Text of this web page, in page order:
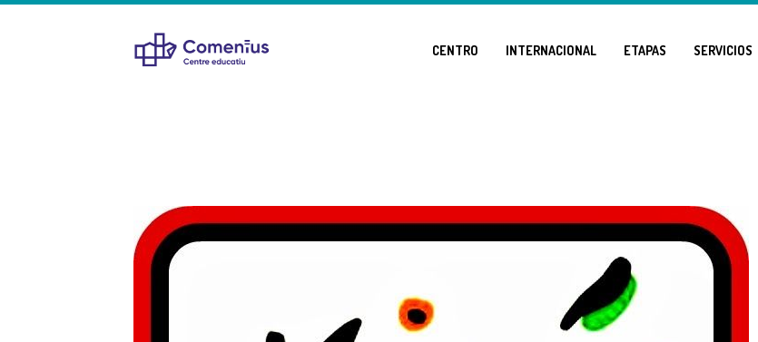
CENTRO INTERNACIONAL ETAPAS SERVICIOS